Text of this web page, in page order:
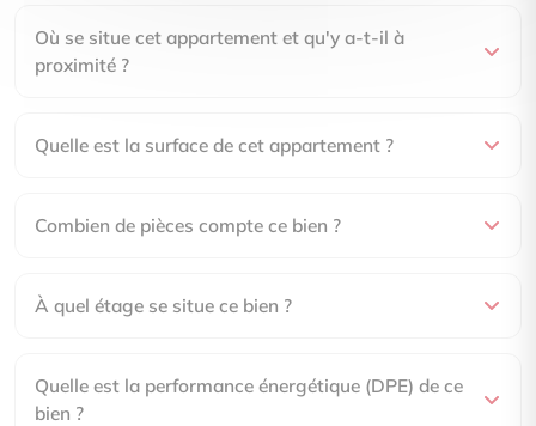
Où se situe cet appartement et qu'y a-t-il à
proximité ?
Quelle est la surface de cet appartement ?
Combien de pièces compte ce bien ?
À quel étage se situe ce bien ?
Quelle est la performance énergétique (DPE) de ce
bien ?